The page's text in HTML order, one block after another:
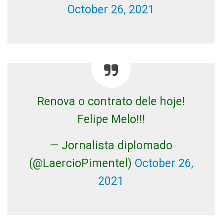
October 26, 2021
Renova o contrato dele hoje!
Felipe Melo!!!
— Jornalista diplomado
(@LaercioPimentel) October 26,
2021